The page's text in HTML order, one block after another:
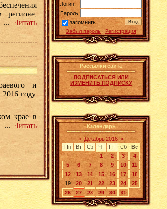
регионе,
...Читать
и
году.
крае в
...Читать
Логин:
Пароль:
запомнить
Забыл пароль | Регистрация
Рассылки сайта
ПОДПИСАТЬСЯ ИЛИ
ИЗМЕНИТЬ ПОДПИСКУ
Календарь
« Декабрь 2016 »
Пн
Вт Ср Чт Пт Сб
Вс
1
2 3
4
5
6 7 8 9 10
11
12
13 14 15 16 17
18
19
20 21 22 23 24
25
26
27 28 29 30 31